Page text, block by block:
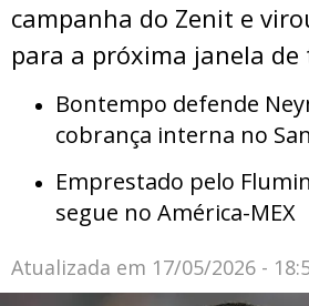
campanha do Zenit e
para a próxima janela
Bontempo defende
cobrança interna no
Emprestado pelo
segue no América-MEX
Atualizada em 17/05/2026 -